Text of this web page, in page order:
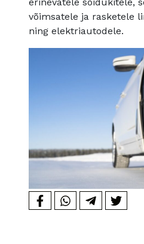
võimsatele ja rasketele
ning elektriautodele.